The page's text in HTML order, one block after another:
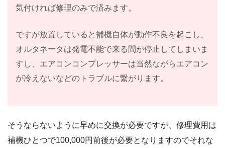
気付ければ修理のみで済みます。
ですが放置していると補機自体が動作不良を起こし、
オルタネータは発電不能で来る間が停止してしまいま
すし、エアコンコンプレッサーは当然ながらエアコン
が冷えないなどのトラブルに繋がります。
そうならないように早めに交換が必要ですが、修理費用は
補機ひとつで100,000円前後が必要となりますのでそれな